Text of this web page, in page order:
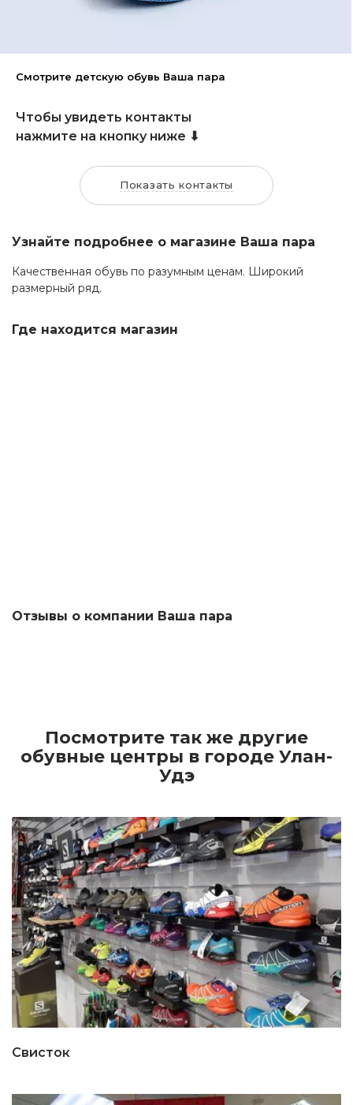
Смотрите детскую обувь Ваша пара
Чтобы увидеть контакты
нажмите на кнопку ниже ⬇
Показать контакты
Узнайте подробнее о магазине Ваша пара
Качественная обувь по разумным ценам. Широкий
размерный ряд.
Где находится магазин
Отзывы о компании Ваша пара
Посмотрите так же другие
обувные центры в городе Улан-
Удэ
Свисток